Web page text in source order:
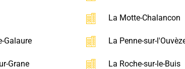
La Motte-Chalancon
Galaure La Penne-sur-
Grane La Roche-sur-le-Buis